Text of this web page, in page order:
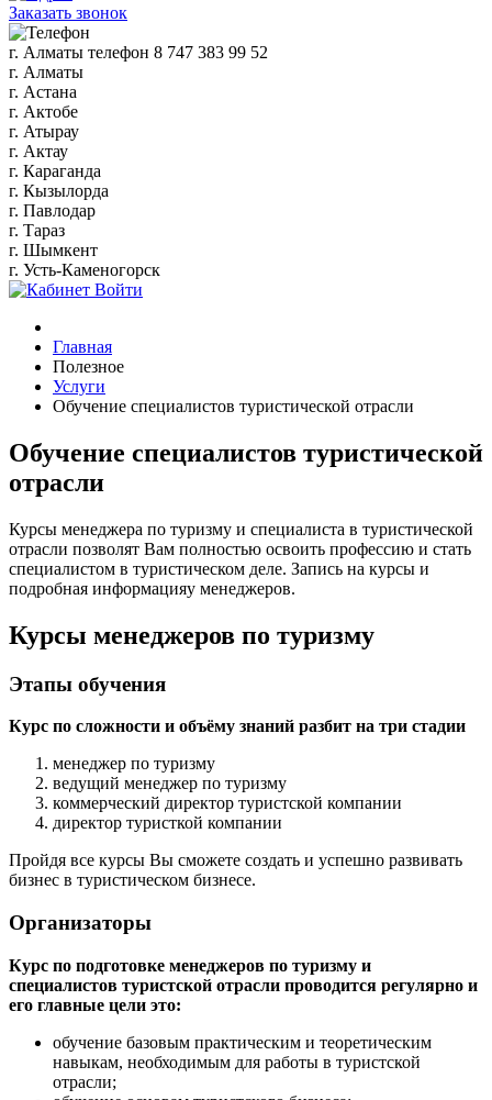
Заказать звонок
г. Алматы телефон 8 747 383 99 52
г. Алматы
г. Астана
г. Актобе
г. Атырау
г. Актау
г. Караганда
г. Кызылорда
г. Павлодар
г. Тараз
г. Шымкент
г. Усть-Каменогорск
Войти
Главная
Полезное
Услуги
Обучение специалистов туристической отрасли
Обучение специалистов туристической
отрасли
Курсы менеджера по туризму и специалиста в туристической
отрасли позволят Вам полностью освоить профессию и стать
специалистом в туристическом деле. Запись на курсы и
подробная информацияу менеджеров.
Курсы менеджеров по туризму
Этапы обучения
Курс по сложности и объёму знаний разбит на три стадии
менеджер по туризму
ведущий менеджер по туризму
коммерческий директор туристской компании
директор туристкой компании
Пройдя все курсы Вы сможете создать и успешно развивать
бизнес в туристическом бизнесе.
Организаторы
Курс по подготовке менеджеров по туризму и
специалистов туристской отрасли проводится регулярно и
его главные цели это:
обучение базовым практическим и теоретическим
навыкам, необходимым для работы в туристской
отрасли;